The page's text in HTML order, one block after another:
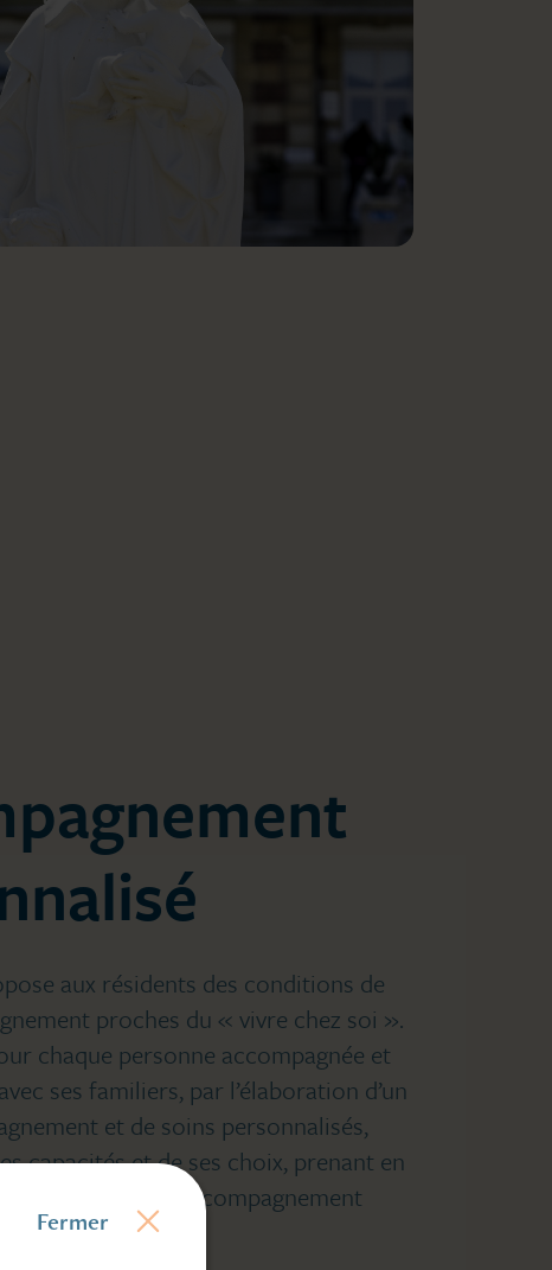
aux résidents des conditions de
proches du « vivre chez soi ».
chaque personne accompagnée et
ses familiers, par l’élaboration d’un
et de soins personnalisés,
capacités et de ses choix, prenant en
intellectuelle et l’accompagnement
Fermer